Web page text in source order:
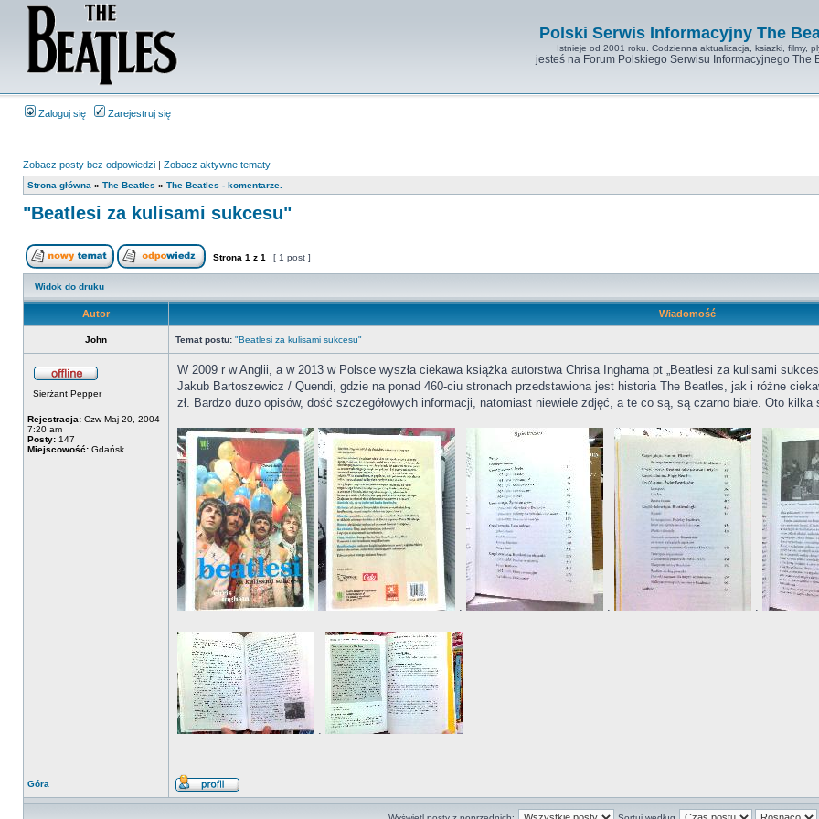
Polski Serwis Informacyjny The
Istnieje od 2001 roku. Codzienna aktualizacja, ksiazki, filmy,
jesteś na Forum Polskiego Serwisu Informacyjnego The
Zaloguj się Zarejestruj się
Zobacz posty bez odpowiedzi | Zobacz aktywne tematy
Strona główna » The Beatles » The Beatles - komentarze.
"Beatlesi za kulisami sukcesu"
Strona 1 z 1 [ 1 post ]
Widok do druku
Autor Wiadomość
John Temat postu: "Beatlesi za kulisami sukcesu"
Sierżant Pepper
Rejestracja: Czw Maj 20, 2004
7:20 am
Posty: 147
Miejscowość: Gdańsk
W 2009 r w Anglii, a w 2013 w Polsce wyszła ciekawa książka autorstwa Chrisa Inghama pt „Beatlesi za kulisami
Jakub Bartoszewicz / Quendi, gdzie na ponad 460-ciu stronach przedstawiona jest historia The Beatles, jak i różne
zł. Bardzo dużo opisów, dość szczegółowych informacji, natomiast niewiele zdjęć, a te co są, są czarno białe. Oto
. . .
.
Góra